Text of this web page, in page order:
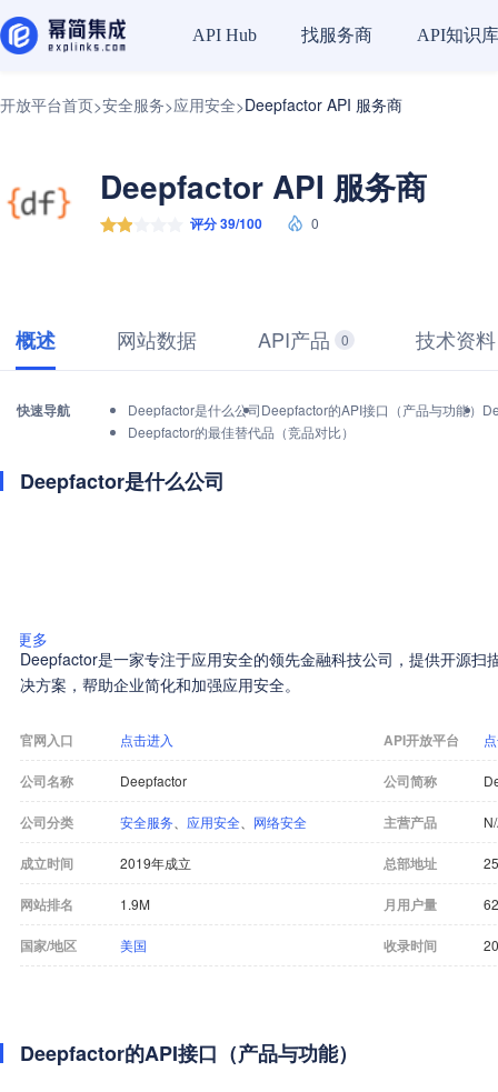
API Hub 找服务商 API知识库
开放平台首页>安全服务>应用安全>Deepfactor API 服务商
Deepfactor API 服务商
评分 39/100 0
概述 网站数据 API产品 0 技术资料
快速导航 Deepfactor是什么公司Deepfactor的API接口（产品与功能）
Deepfactor的最佳替代品（竞品对比）
Deepfactor是什么公司
更多
Deepfactor是一家专注于应用安全的领先金融科技公司，提供开源扫
决方案，帮助企业简化和加强应用安全。
官网入口 点击进入 API开放平台
公司名称 Deepfactor 公司简称
公司分类 安全服务 应用安全 网络安全 主营产品
成立时间 2019年成立 总部地址
网站排名 1.9M 月用户量
国家/地区 美国 收录时间
Deepfactor的API接口（产品与功能）